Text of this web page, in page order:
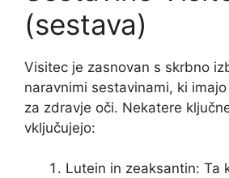
(sestava)
Visitec je zasnovan s skrbno
naravnimi sestavinami, ki
za zdravje oči. Nekatere
vključujejo:
Lutein in zeaksantin: Ta